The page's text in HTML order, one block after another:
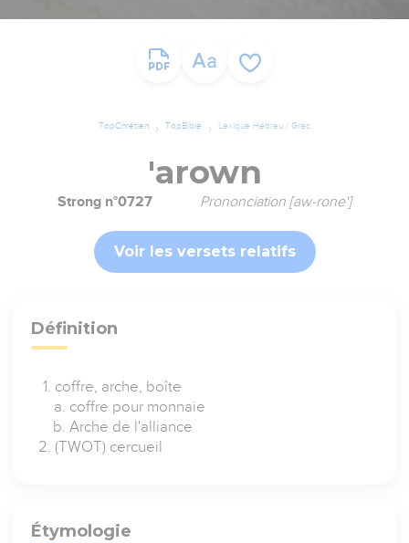
TopChrétien TopBible Lexique Hébreu / Grec
'arown
Strong n°0727 Prononciation [aw-rone']
Voir les versets relatifs
Définition
coffre, arche, boîte
coffre pour monnaie
Arche de l'alliance
(TWOT) cercueil
Étymologie